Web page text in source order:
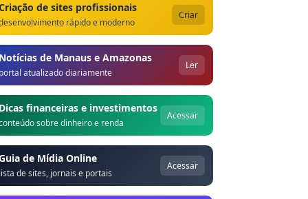
de sites profissionais
rápido e moderno
Criar
de Manaus e Amazonas
atualizado diariamente
Ler
financeiras e investimentos
sobre dinheiro e renda
Acessar
de Mídia Online
de sites, jornais e portais
Acessar